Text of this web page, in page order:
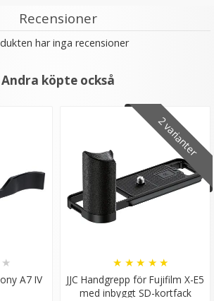
Recensioner
har inga recensioner
Andra köpte också
A7 IV
★
2 varianter
JJC Handgrepp för Fujifilm X-E5
med inbyggt SD-kortfack
★ ★ ★ ★ ★